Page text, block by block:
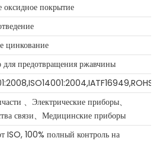
оксидное покрытие
цинкование
предотвращения ржавчины
、Электрические приборы、
связи、Медицинские приборы
ISO, 100% полный контроль на